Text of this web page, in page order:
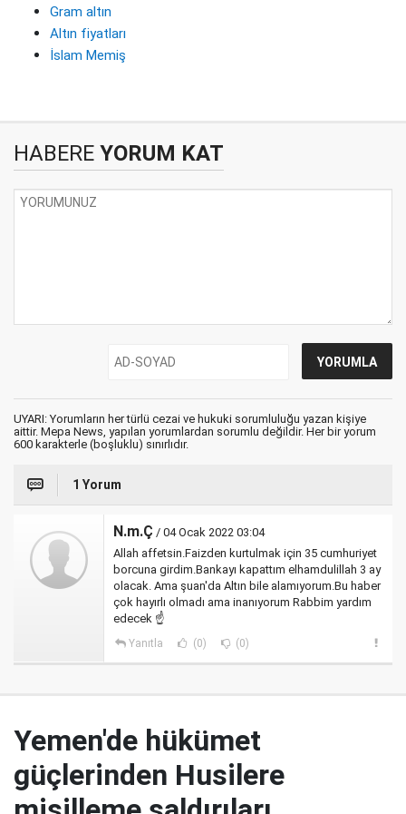
Gram altın
Altın fiyatları
İslam Memiş
HABERE YORUM KAT
UYARI: Yorumların her türlü cezai ve hukuki sorumluluğu yazan kişiye
aittir. Mepa News, yapılan yorumlardan sorumlu değildir. Her bir yorum
600 karakterle (boşluklu) sınırlıdır.
1 Yorum
N.m.Ç / 04 Ocak 2022 03:04
Allah affetsin.Faizden kurtulmak için 35 cumhuriyet
borcuna girdim.Bankayı kapattım elhamdulillah 3 ay
olacak. Ama şuan'da Altın bile alamıyorum.Bu haber
çok hayırlı olmadı ama inanıyorum Rabbim yardım
edecek ☝
Yanıtla (0) (0)
Yemen'de hükümet
güçlerinden Husilere